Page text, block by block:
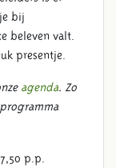
bij
beleven valt.
presentje.
agenda. Zo
p.p.